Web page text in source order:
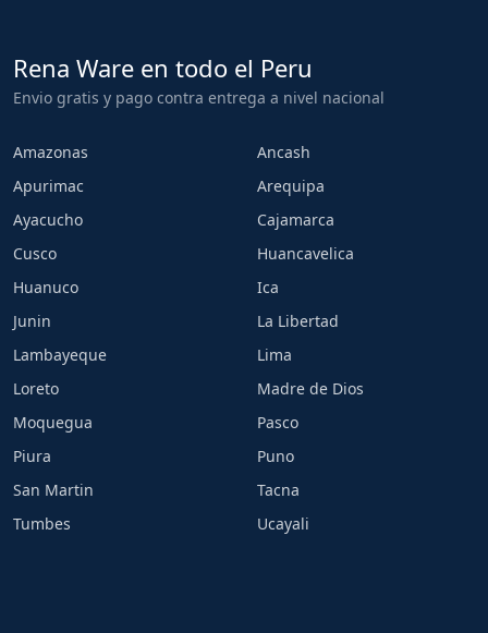
Rena Ware en todo el Peru
Envio gratis y pago contra entrega a nivel nacional
Amazonas
Ancash
Apurimac
Arequipa
Ayacucho
Cajamarca
Cusco
Huancavelica
Huanuco
Ica
Junin
La Libertad
Lambayeque
Lima
Loreto
Madre de Dios
Moquegua
Pasco
Piura
Puno
San Martin
Tacna
Tumbes
Ucayali